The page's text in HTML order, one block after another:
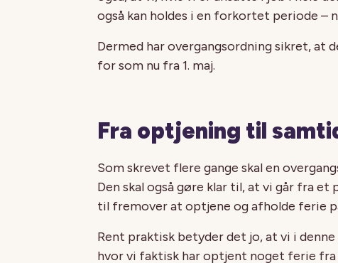
også kan holdes i en forkortet periode –
Dermed har overgangsordning sikret,
for som nu fra 1. maj.
Fra optjening til
Som skrevet flere gange skal en
Den skal også gøre klar til, at vi går fra
til fremover at optjene og afholde ferie
Rent praktisk betyder det jo, at vi i
hvor vi faktisk har optjent noget ferie fra